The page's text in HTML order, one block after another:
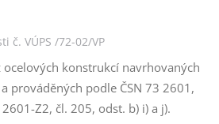
č. VÚPS /72-02/VP
konstrukcí navrhovaných
prováděných podle ČSN 73 2601,
Z2, čl. 205, odst. b) i) a j).